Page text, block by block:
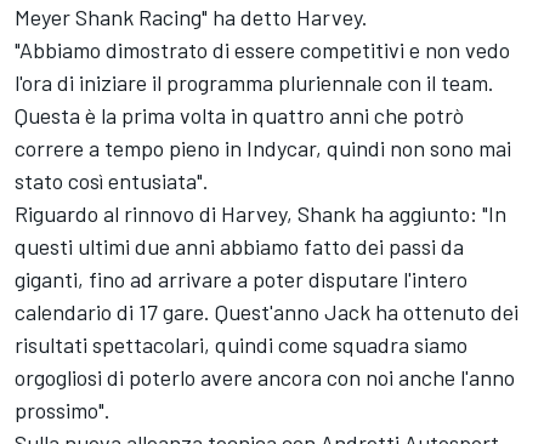
Meyer Shank Racing" ha detto Harvey.
"Abbiamo dimostrato di essere competitivi e non vedo
l'ora di iniziare il programma pluriennale con il team.
Questa è la prima volta in quattro anni che potrò
correre a tempo pieno in Indycar, quindi non sono mai
stato così entusiata".
Riguardo al rinnovo di Harvey, Shank ha aggiunto: "In
questi ultimi due anni abbiamo fatto dei passi da
giganti, fino ad arrivare a poter disputare l'intero
calendario di 17 gare. Quest'anno Jack ha ottenuto dei
risultati spettacolari, quindi come squadra siamo
orgogliosi di poterlo avere ancora con noi anche l'anno
prossimo".